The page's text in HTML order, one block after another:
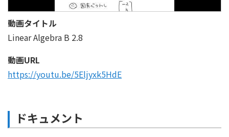
動画タイトル
Linear Algebra B 2.8
動画URL
https://youtu.be/5Eljyxk5HdE
ドキュメント